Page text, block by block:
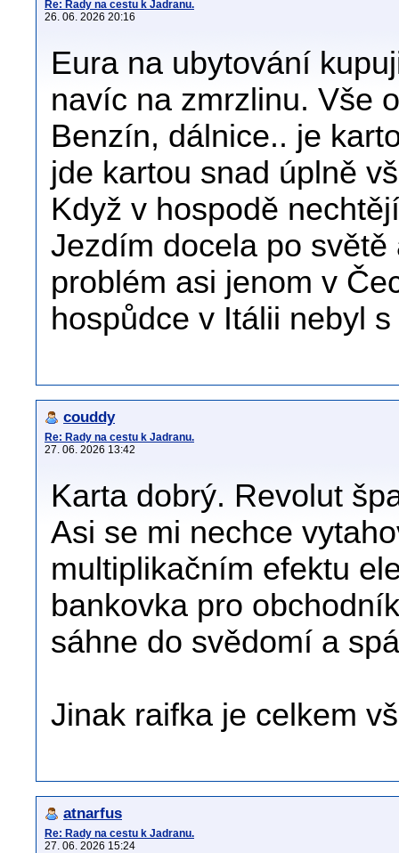
Re: Rady na cestu k Jadranu.
26. 06. 2026 20:16
Eura na ubytování
navíc na zmrzlinu. Vše
Benzín, dálnice.. je
jde kartou snad úplně
Když v hospodě
Jezdím docela po
problém asi jenom v
hospůdce v Itálii nebyl
couddy
Re: Rady na cestu k Jadranu.
27. 06. 2026 13:42
Karta dobrý. Revolut
Asi se mi nechce
multiplikačním efektu
bankovka pro
sáhne do svědomí a
Jinak raifka je celkem
atnarfus
Re: Rady na cestu k Jadranu.
27. 06. 2026 15:24